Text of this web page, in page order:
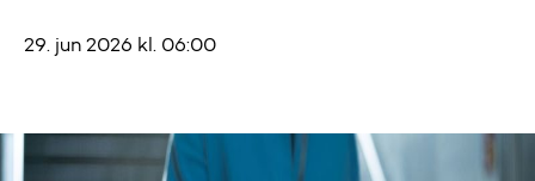
29. jun 2026 kl. 06:00